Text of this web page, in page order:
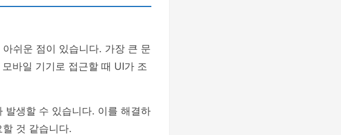
쉬운 점이 있습니다. 가장 큰 문
바일 기기로 접근할 때 UI가 조
발생할 수 있습니다. 이를 해결하
것 같습니다.